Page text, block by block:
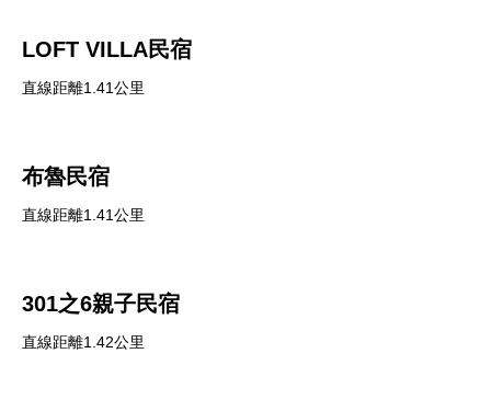
LOFT VILLA民宿
直線距離1.41公里
布魯民宿
直線距離1.41公里
301之6親子民宿
直線距離1.42公里